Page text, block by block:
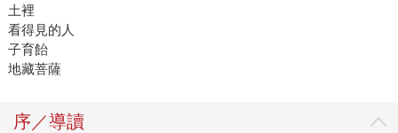
土裡
看得見的人
子育飴
地藏菩薩
序／導讀